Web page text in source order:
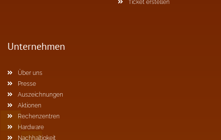
Ticket erstellen
Unternehmen
Über uns
Presse
Auszeichnungen
Aktionen
Rechenzentren
Hardware
Nachhaltigkeit